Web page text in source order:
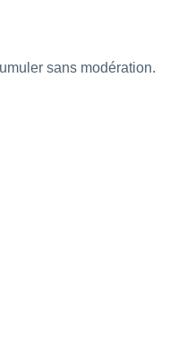
sans modération.